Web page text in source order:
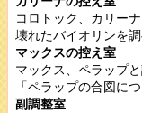
コロトック、カリー
壊れたバイオリンを
マックスの控え室
マックス、ペラップ
「ペラップの合図につ
副調整室